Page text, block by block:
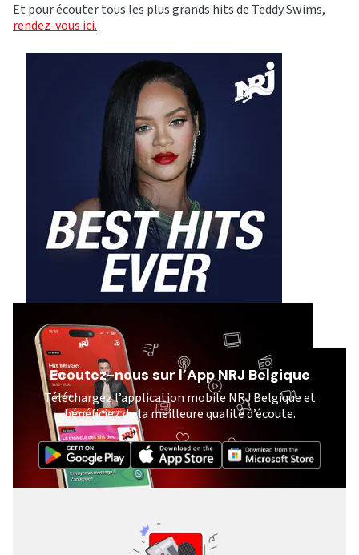
Et pour écouter tous les plus grands hits de Teddy Swims,
rendez-vous ici.
Ecoutez-nous sur l’App NRJ Belgique
Téléchargez l’application mobile NRJ Belgique et
bénéficiez de la meilleure qualité d’écoute.